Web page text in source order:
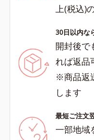
上(税込)
30日以内な
開封後で
れば返品
※商品返
します
最短ご注文
一部地域